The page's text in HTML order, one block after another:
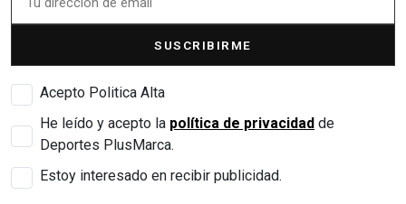
SUSCRIBIRME
Acepto Politica Alta
He leído y acepto la política de privacidad de
Deportes PlusMarca.
Estoy interesado en recibir publicidad.